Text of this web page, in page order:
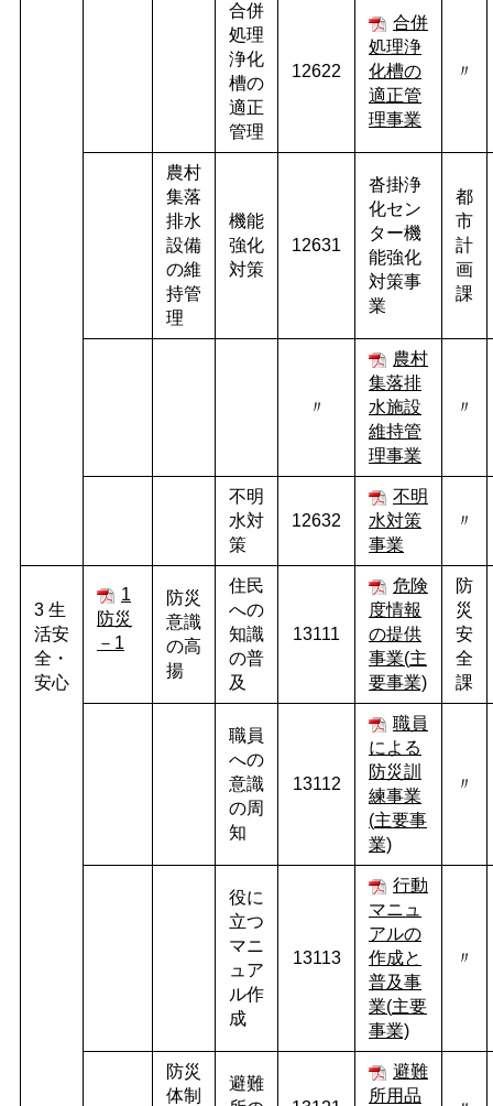
合併
処理
浄化
槽の
適正
管理
12622
合併
処理浄
化槽の
適正管
理事業
〃
農村
集落
排水
設備
の維
持管
理
機能
強化
対策
12631
沓掛浄
化セン
ター機
能強化
対策事
業
都
市
計
画
課
〃
農村
集落排
水施設
維持管
理事業
〃
不明
水対
策
12632
不明
水対策
事業
〃
3 生
活安
全・
安心
1
防災
－1
防災
意識
の高
揚
住民
への
知識
の普
及
13111
危険
度情報
の提供
事業(主
要事業)
防
災
安
全
課
職員
への
意識
の周
知
13112
職員
による
防災訓
練事業
(主要事
業)
〃
役に
立つ
マニ
ュア
ル作
成
13113
行動
マニュ
アルの
作成と
普及事
業(主要
事業)
〃
防災
体制
避難
避難
所用品